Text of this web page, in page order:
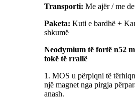
Transporti: Me ajër / me
Paketa: Kuti e bardhë +
shkumë
Neodymium të fortë n52
tokë të rrallë
1. MOS u përpiqni të
një magnet nga pirgja
anash.